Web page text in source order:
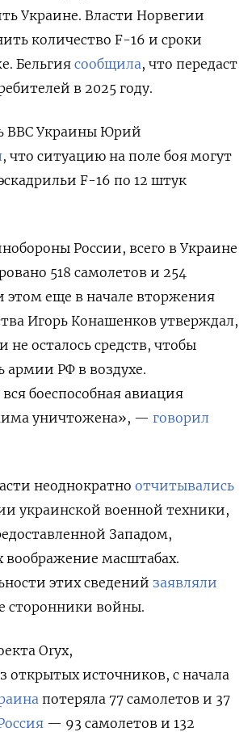
Украине. Власти Норвегии
количество F-16 и сроки
Бельгиясообщила, что передаст
в 2025 году.
ВВС Украины Юрий
, что ситуацию на поле боя могут
F-16 по 12 штук
России, всего в Украине
518 самолетов и 254
этом еще в начале вторжения
Игорь Конашенков утверждал,
не осталось средств, чтобы
армии РФ в воздухе.
боеспособная авиация
уничтожена», — говорил
неоднократно отчитывались
украинской военной техники,
Западом,
масштабах.
этих сведений заявляли
сторонники войны.
Oryx,
открытых источников, с начала
потеряла 77 самолетов и 37
— 93 самолетов и 132